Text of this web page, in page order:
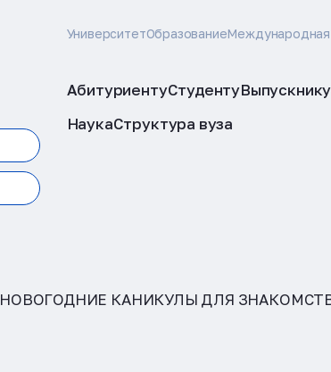
УниверситетОбразование
АбитуриентуСтудентуВыпускнику
НаукаСтруктура вуза
НОВОГОДНИЕ КАНИКУЛЫ ДЛЯ